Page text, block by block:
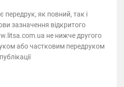
передрук, як повний, так і
зазначення відкритого
не нижче другого
або частковим передруком
публікації